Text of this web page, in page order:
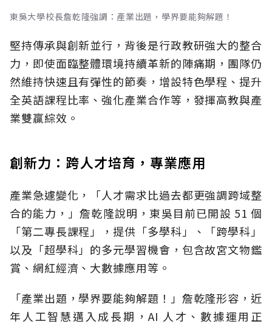
東吳大學校長詹乾隆強調：產業出題，學界要能夠解題！
堅持傳承與創新並行，背後是行政教研強大的整合
力，即使面臨整體環境持續革新的陣痛期，團隊仍
然維持快速且有彈性的節奏，增設特色學程、提升
全英語課程比率、強化產業合作等，發揮高教與產
業雙贏綜效。
創新力：跨人才培育，專業應用
產業急遽變化，「人才需求比過去都更強調跨域整
合的能力，」詹乾隆說明，東吳目前已開設 51 個
「第二專長課程」，提供「多學科」、「跨學科」
以及「超學科」的多元學習機會，包含故宮文物鑑
賞、網紅經濟、大數據應用等。
「產業出題，學界要能夠解題！」詹乾隆形容，近
年人工智慧邁入成長期，AI 人才、數據運用正